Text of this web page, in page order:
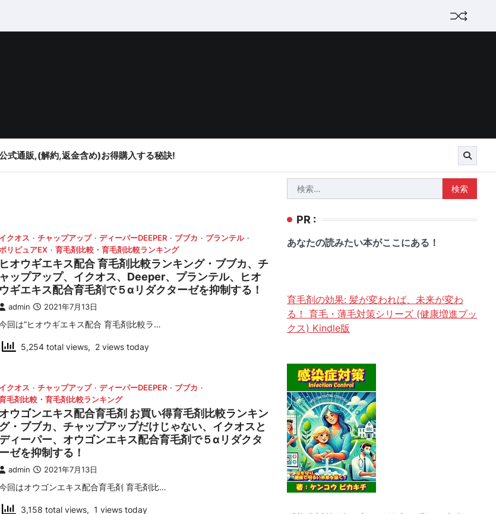
式通販,(解約,返金含め)お得購入する秘訣!
イクオス チャップアップ ディーパーDEEPER ブブカ
プランテル
リピュアEX
育毛剤比較・育毛剤比較ランキング
ヒオウギエキス配合 育毛剤比較ランキング・ブブカ、チ
ャップアップ、イクオス、Deeper、プランテル、ヒオ
ウギエキス配合育毛剤で５αリダクターゼを抑制する！
admin 2021年7月13日
回は”ヒオウギエキス配合 育毛剤比較ラ…
5,254 total views, 2 views today
イクオス チャップアップ ディーパーDEEPER
ブブカ
毛剤比較・育毛剤比較ランキング
オウゴンエキス配合育毛剤 お買い得育毛剤比較ランキン
グ・ブブカ、チャップアップだけじゃない、イクオスと
ディーパー、オウゴンエキス配合育毛剤で５αリダクタ
ーゼを抑制する！
admin 2021年7月13日
回はオウゴンエキス配合育毛剤 育毛剤比…
3,158 total views, 1 views today
索:
PR :
あなたの読みたい本がここにある！
育毛剤の効果: 髪が変われば、未来が変わ
る！ 育毛・薄毛対策シリーズ (健康増進ブッ
クス) Kindle版